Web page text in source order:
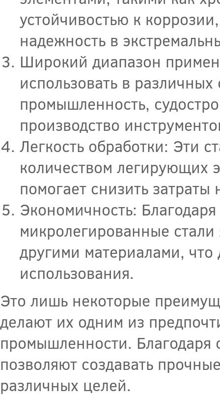
устойчивостью к
надежность в
Широкий диапазон
использовать в
промышленность,
производство
Легкость обработки: Эти
количеством легирующих
помогает снизить затраты
Экономичность:
микролегированные
другими материалами,
использования.
Это лишь некоторые
делают их одним из
промышленности. Благодаря
позволяют создавать
различных целей.